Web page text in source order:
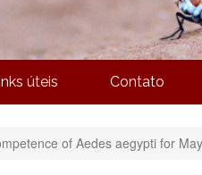
úteis Contato
of Aedes aegypti for